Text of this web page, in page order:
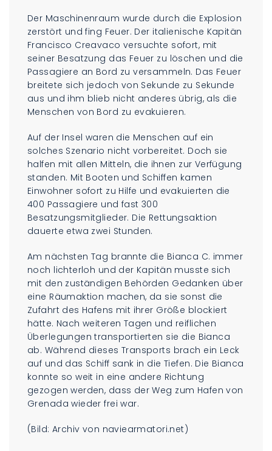
Der Maschinenraum wurde durch die Explosion
zerstört und fing Feuer. Der italienische Kapitän
Francisco Creavaco versuchte sofort, mit
seiner Besatzung das Feuer zu löschen und die
Passagiere an Bord zu versammeln. Das Feuer
breitete sich jedoch von Sekunde zu Sekunde
aus und ihm blieb nicht anderes übrig, als die
Menschen von Bord zu evakuieren.
Auf der Insel waren die Menschen auf ein
solches Szenario nicht vorbereitet. Doch sie
halfen mit allen Mitteln, die ihnen zur Verfügung
standen. Mit Booten und Schiffen kamen
Einwohner sofort zu Hilfe und evakuierten die
400 Passagiere und fast 300
Besatzungsmitglieder. Die Rettungsaktion
dauerte etwa zwei Stunden.
Am nächsten Tag brannte die Bianca C. immer
noch lichterloh und der Kapitän musste sich
mit den zuständigen Behörden Gedanken über
eine Räumaktion machen, da sie sonst die
Zufahrt des Hafens mit ihrer Größe blockiert
hätte. Nach weiteren Tagen und reiflichen
Überlegungen transportierten sie die Bianca
ab. Während dieses Transports brach ein Leck
auf und das Schiff sank in die Tiefen. Die Bianca
konnte so weit in eine andere Richtung
gezogen werden, dass der Weg zum Hafen von
Grenada wieder frei war.
(Bild: Archiv von naviearmatori.net)